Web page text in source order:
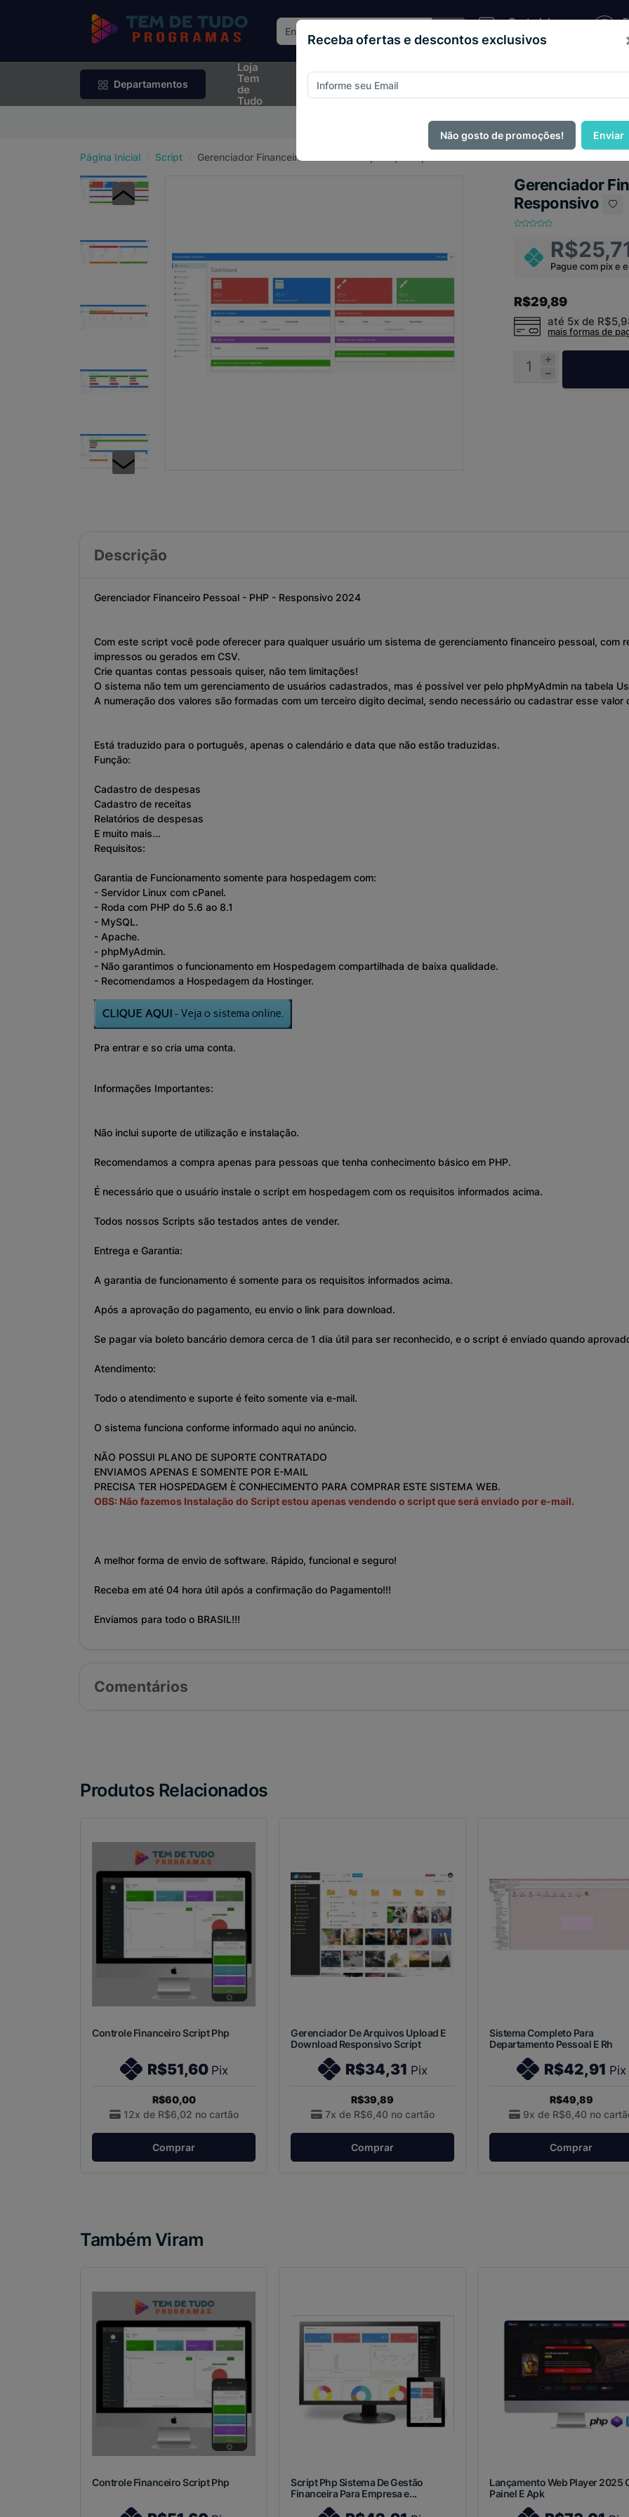
Central de
Atendimento
Departamentos
Loja
Tem
de
Tudo
Rifas e
Sorteios
Script
Loja
Código
PIX e ganhe 14% OFF em todo o site no mês de
Página Inicial Script Gerenciador Financeiro Pessoal - Script Php Responsivo
Gerenciador
Responsivo
Pague com pix e
R$29,89
até 5x de
mais formas de
Descrição
Gerenciador Financeiro Pessoal - PHP - Responsivo 2024
Com este script você pode oferecer para qualquer usuário um sistema de gerenciamento financeiro pessoal, com
impressos ou gerados em CSV.
Crie quantas contas pessoais quiser, não tem limitações!
O sistema não tem um gerenciamento de usuários cadastrados, mas é possível ver pelo phpMyAdmin na tabela
A numeração dos valores são formadas com um terceiro digito decimal, sendo necessário ou cadastrar esse valor
Está traduzido para o português, apenas o calendário e data que não estão traduzidas.
Função:
Cadastro de despesas
Cadastro de receitas
Relatórios de despesas
E muito mais...
Requisitos:
Garantia de Funcionamento somente para hospedagem com:
- Servidor Linux com cPanel.
- Roda com PHP do 5.6 ao 8.1
- MySQL.
- Apache.
- phpMyAdmin.
- Não garantimos o funcionamento em Hospedagem compartilhada de baixa qualidade.
- Recomendamos a Hospedagem da Hostinger.
Pra entrar e so cria uma conta.
Informações Importantes:
Não inclui suporte de utilização e instalação.
Recomendamos a compra apenas para pessoas que tenha conhecimento básico em PHP.
É necessário que o usuário instale o script em hospedagem com os requisitos informados acima.
Todos nossos Scripts são testados antes de vender.
Entrega e Garantia:
A garantia de funcionamento é somente para os requisitos informados acima.
Após a aprovação do pagamento, eu envio o link para download.
Se pagar via boleto bancário demora cerca de 1 dia útil para ser reconhecido, e o script é enviado quando
Atendimento:
Todo o atendimento e suporte é feito somente via e-mail.
O sistema funciona conforme informado aqui no anúncio.
NÃO POSSUI PLANO DE SUPORTE CONTRATADO
ENVIAMOS APENAS E SOMENTE POR E-MAIL
PRECISA TER HOSPEDAGEM È CONHECIMENTO PARA COMPRAR ESTE SISTEMA WEB.
OBS: Não fazemos Instalação do Script estou apenas vendendo o script que será enviado por e-mail.
A melhor forma de envio de software. Rápido, funcional e seguro!
Receba em até 04 hora útil após a confirmação do Pagamento!!!
Enviamos para todo o BRASIL!!!
Comentários
Produtos Relacionados
Controle Financeiro Script Php
R$51,60 Pix
R$60,00
12x de R$6,02 no cartão
Comprar
Gerenciador De Arquivos Upload E
Download Responsivo Script
R$34,31 Pix
R$39,89
7x de R$6,40 no cartão
Comprar
Sistema Completo Para
Departamento Pessoal E Rh
R$42,91 Pix
R$49,89
9x de R$6,40 no
Comprar
Também Viram
Controle Financeiro Script Php
Script Php Sistema De Gestão
Financeira Para Empresa e...
Lançamento Web Player 2025
Painel E Apk
Receba ofertas e descontos exclusivos
Não gosto de promoções! Enviar